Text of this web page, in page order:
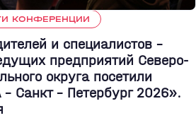
КОНФЕРЕНЦИИ
и специалистов –
предприятий Северо-
округа посетили
Санкт - Петербург 2026».